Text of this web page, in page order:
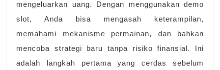
mengeluarkan uang. Dengan menggunakan demo
slot, Anda bisa mengasah keterampilan,
memahami mekanisme permainan, dan bahkan
mencoba strategi baru tanpa risiko finansial. Ini
adalah langkah pertama yang cerdas sebelum